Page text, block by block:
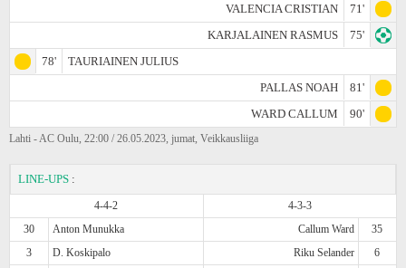
VALENCIA CRISTIAN
71'
KARJALAINEN RASMUS
75'
78'
TAURIAINEN JULIUS
PALLAS NOAH
81'
WARD CALLUM
90'
Lahti - AC Oulu, 22:00 / 26.05.2023, jumat, Veikkausliiga
LINE-UPS :
4-4-2
4-3-3
30
Anton Munukka Callum Ward
35
3
D. Koskipalo Riku Selander
6